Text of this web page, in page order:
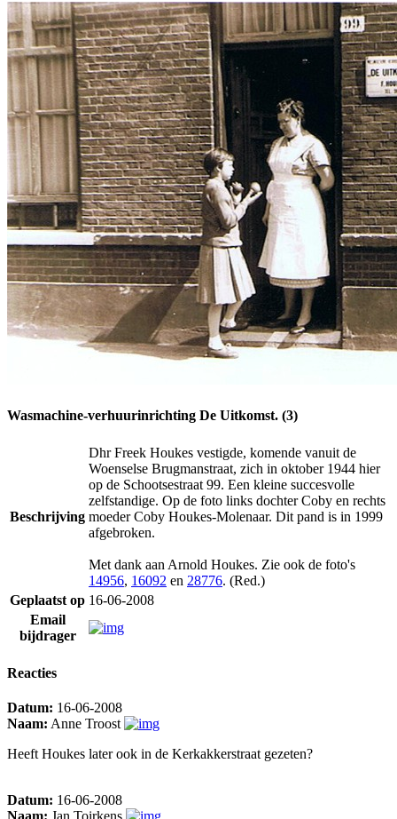
Wasmachine-verhuurinrichting De Uitkomst. (3)
Beschrijving
Dhr Freek Houkes vestigde, komende vanuit de
Woenselse Brugmanstraat, zich in oktober 1944 hier
op de Schootsestraat 99. Een kleine succesvolle
zelfstandige. Op de foto links dochter Coby en rechts
moeder Coby Houkes-Molenaar. Dit pand is in 1999
afgebroken.
Met dank aan Arnold Houkes. Zie ook de foto's
14956, 16092 en 28776. (Red.)
Geplaatst op 16-06-2008
Email
bijdrager
Reacties
Datum: 16-06-2008
Naam: Anne Troost
Heeft Houkes later ook in de Kerkakkerstraat gezeten?
Datum: 16-06-2008